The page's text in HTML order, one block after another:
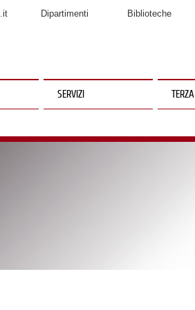
Dipartimenti Biblioteche
SERVIZI